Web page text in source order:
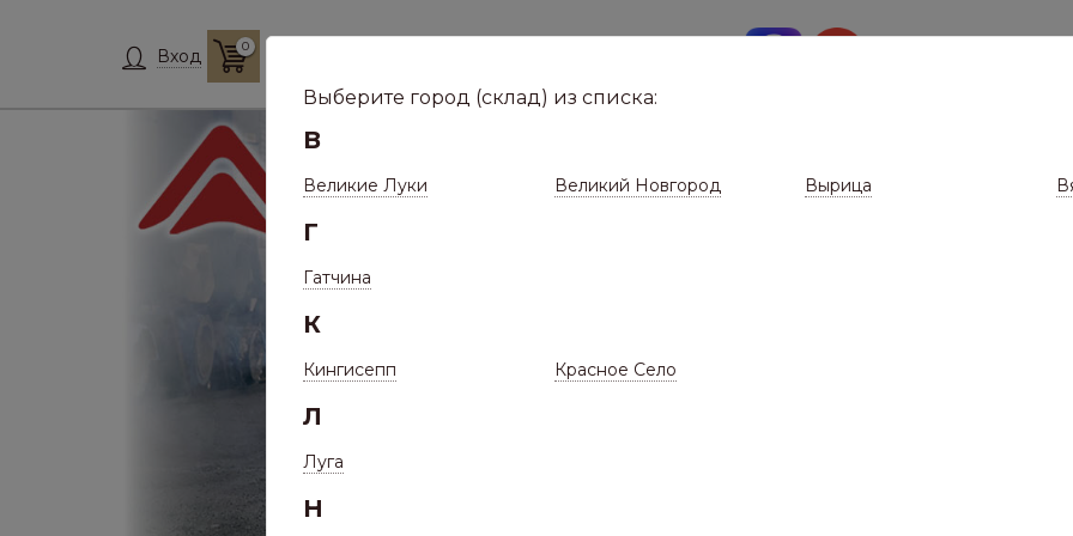
Вход 0
Выберите город (склад) из списка:
В
Великие Луки Великий Новгород Вырица
Г
Гатчина
К
Кингисепп Красное Село
Л
Луга
Н